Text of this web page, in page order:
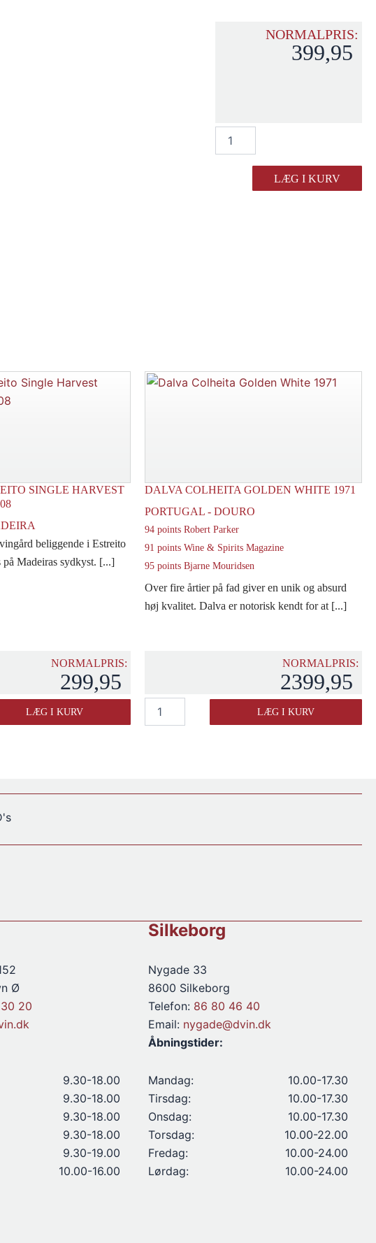
NORMALPRIS:
399,95
Colheita
LÆG I KURV
SINGLE HARVEST
beliggende i Estreito
på Madeiras sydkyst. [...]
NORMALPRIS:
299,95
LÆG I KURV
DALVA COLHEITA GOLDEN WHITE 1971
PORTUGAL - DOURO
94 points Robert Parker
91 points Wine & Spirits Magazine
95 points Bjarne Mouridsen
Over fire årtier på fad giver en unik og absurd
høj kvalitet. Dalva er notorisk kendt for at [...]
NORMALPRIS:
2399,95
Colheita
LÆG I KURV
Ø
20
9.30-18.00
9.30-18.00
9.30-18.00
9.30-18.00
9.30-19.00
10.00-16.00
Silkeborg
Nygade 33
8600 Silkeborg
Telefon: 86 80 46 40
Email: nygade@dvin.dk
Åbningstider:
Mandag:
10.00-17.30
Tirsdag:
10.00-17.30
Onsdag:
10.00-17.30
Torsdag:
10.00-22.00
Fredag:
10.00-24.00
Lørdag:
10.00-24.00